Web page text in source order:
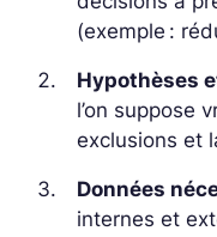
(exemple :
Hypothèses
l’on suppose
exclusions et
Données
internes et